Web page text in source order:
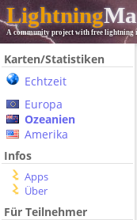
Lightning
A community project with free lightning
Karten/Statistiken
Echtzeit
Europa
Ozeanien
Amerika
Infos
Apps
Über
Für Teilnehmer